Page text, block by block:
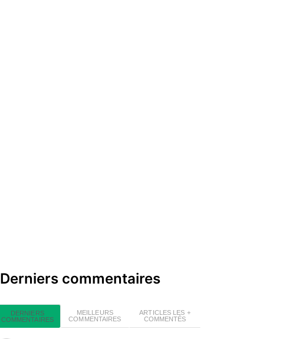
Derniers commentaires
DERNIERS
COMMENTAIRES
MEILLEURS
COMMENTAIRES
ARTICLES LES +
COMMENTÉS